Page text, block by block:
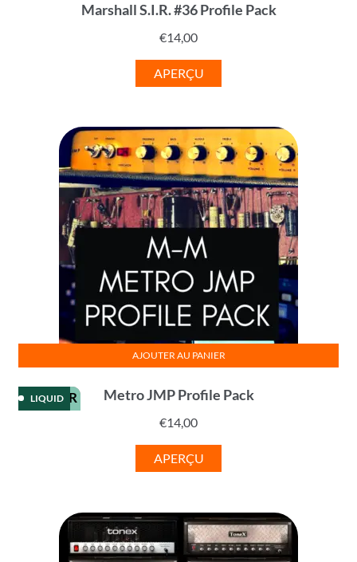
Marshall S.I.R. #36 Profile Pack
€14,00
APERÇU
LIQUID
KEMPER Metro JMP Profile Pack
€14,00
AJOUTER AU PANIER
APERÇU